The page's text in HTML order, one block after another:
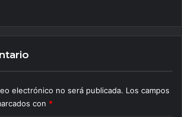
electrónico no será publicada. Los campos
con *